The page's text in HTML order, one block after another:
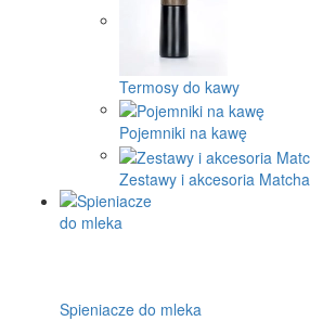
Termosy do kawy
Pojemniki na kawę
Zestawy i akcesoria Matcha
Spieniacze do mleka